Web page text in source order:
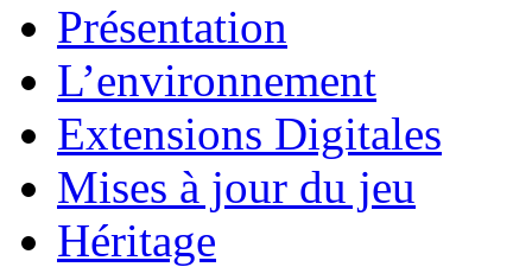
Présentation
L’environnement
Extensions Digitales
Mises à jour du jeu
Héritage